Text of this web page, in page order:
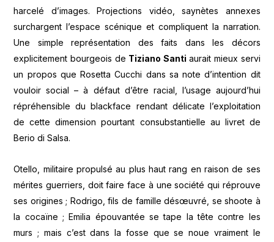
harcelé d’images. Projections vidéo, saynètes annexes
surchargent l’espace scénique et compliquent la narration.
Une simple représentation des faits dans les décors
explicitement bourgeois de Tiziano Santi aurait mieux servi
un propos que Rosetta Cucchi dans sa note d’intention dit
vouloir social – à défaut d’être racial, l’usage aujourd’hui
répréhensible du blackface rendant délicate l’exploitation
de cette dimension pourtant consubstantielle au livret de
Berio di Salsa.
Otello, militaire propulsé au plus haut rang en raison de ses
mérites guerriers, doit faire face à une société qui réprouve
ses origines ; Rodrigo, fils de famille désœuvré, se shoote à
la cocaïne ; Emilia épouvantée se tape la tête contre les
murs ; mais c’est dans la fosse que se noue vraiment le